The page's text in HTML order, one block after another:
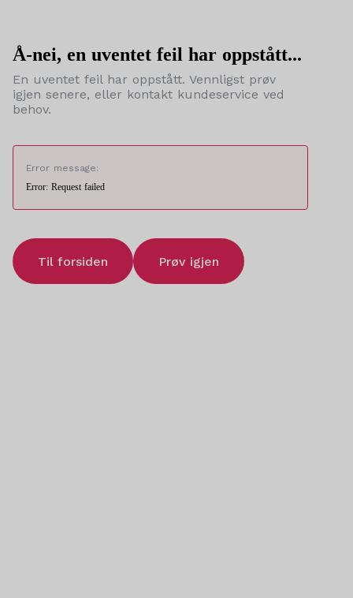
Å-nei, en uventet feil har oppstått...
En uventet feil har oppstått. Vennligst prøv
igjen senere, eller kontakt kundeservice ved
behov.
Error message:
Error: Request failed
Til forsiden Prøv igjen